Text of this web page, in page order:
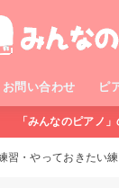
お問い合わせ ピ
「みんなのピアノ
・やっておきたい練